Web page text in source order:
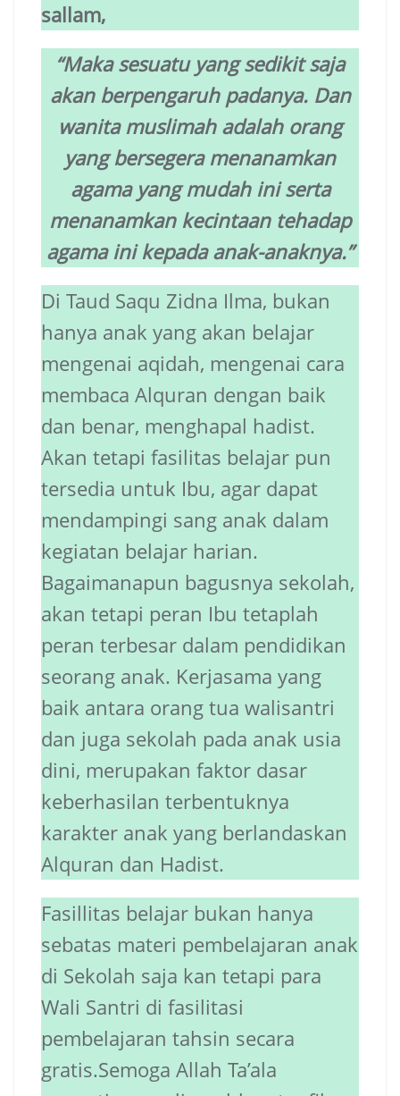
sallam,
“Maka sesuatu yang sedikit saja
akan berpengaruh padanya. Dan
wanita muslimah adalah orang
yang bersegera menanamkan
agama yang mudah ini serta
menanamkan kecintaan tehadap
agama ini kepada anak-anaknya.”
Di Taud Saqu Zidna Ilma, bukan
hanya anak yang akan belajar
mengenai aqidah, mengenai cara
membaca Alquran dengan baik
dan benar, menghapal hadist.
Akan tetapi fasilitas belajar pun
tersedia untuk Ibu, agar dapat
mendampingi sang anak dalam
kegiatan belajar harian.
Bagaimanapun bagusnya sekolah,
akan tetapi peran Ibu tetaplah
peran terbesar dalam pendidikan
seorang anak. Kerjasama yang
baik antara orang tua walisantri
dan juga sekolah pada anak usia
dini, merupakan faktor dasar
keberhasilan terbentuknya
karakter anak yang berlandaskan
Alquran dan Hadist.
Fasillitas belajar bukan hanya
sebatas materi pembelajaran anak
di Sekolah saja kan tetapi para
Wali Santri di fasilitasi
pembelajaran tahsin secara
gratis.Semoga Allah Ta’ala